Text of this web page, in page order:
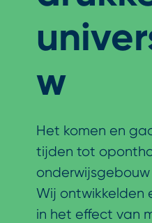
w
Het komen en
tijden tot
Wij ontwikkelden
in het effect van